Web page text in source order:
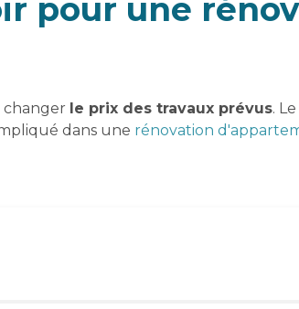
pour une
changer le prix des travaux prévus.
dans une rénovation